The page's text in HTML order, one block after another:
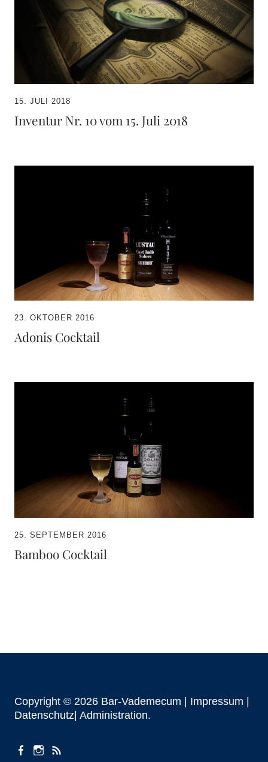
15. JULI 2018
Inventur Nr. 10 vom 15. Juli 2018
23. OKTOBER 2016
Adonis Cocktail
25. SEPTEMBER 2016
Bamboo Cocktail
Copyright © 2026 Bar-Vademecum | Impressum |
Datenschutz| Administration